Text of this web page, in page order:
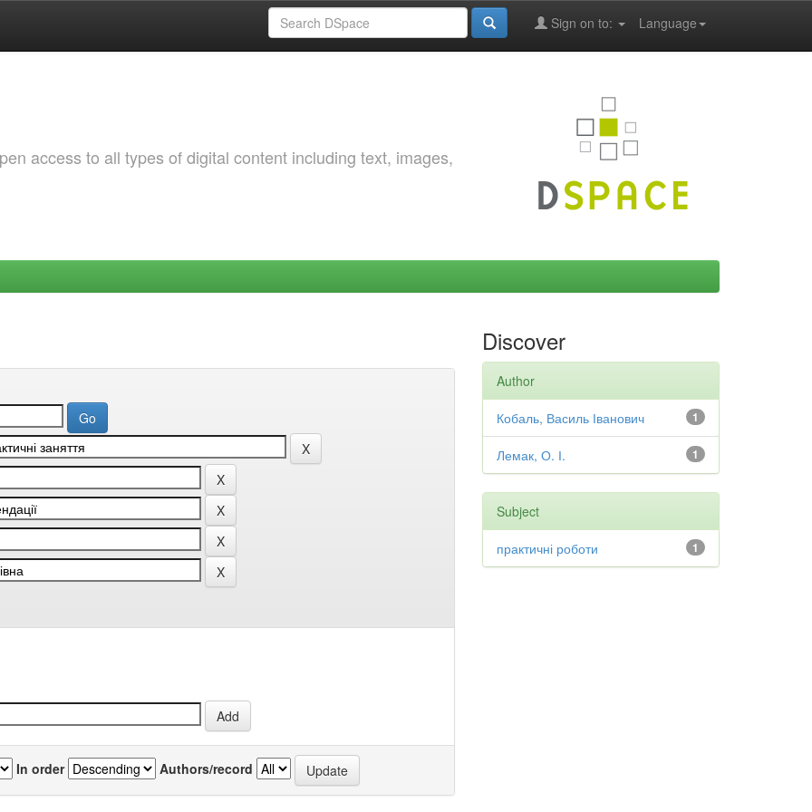
Language
Sign on to:
access to all types of digital content including text, images,
In order Authors/record
Discover
Author
1
Кобаль, Василь Іванович
1
Лемак, О. І.
Subject
1
практичні роботи